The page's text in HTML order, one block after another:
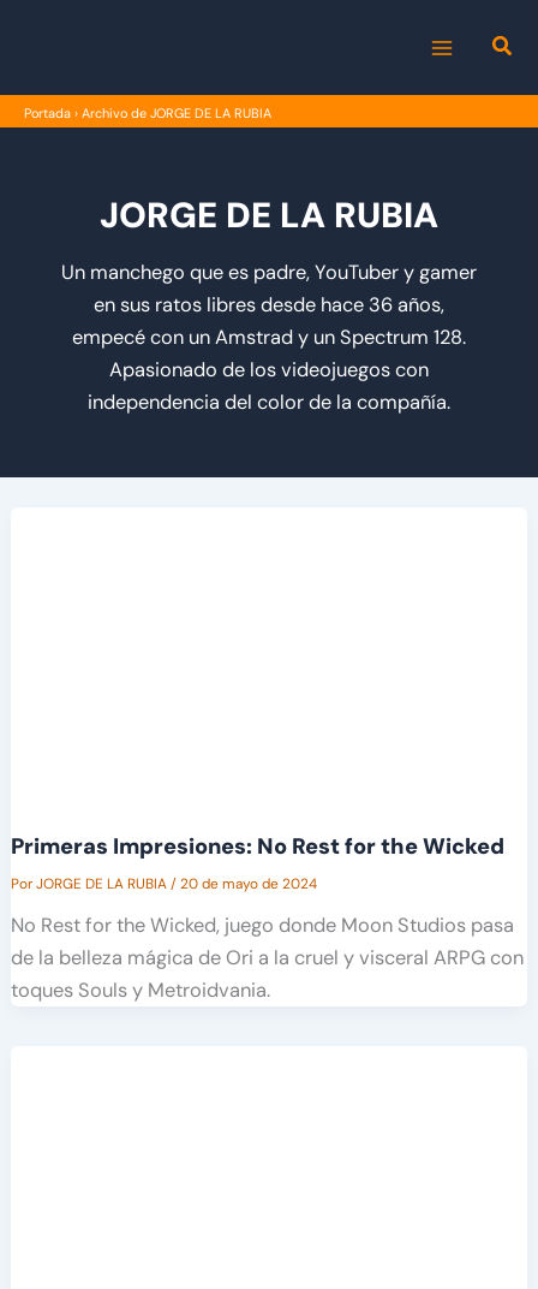
MENU
Portada › Archivo de JORGE DE LA RUBIA
JORGE DE LA RUBIA
Un manchego que es padre, YouTuber y gamer
en sus ratos libres desde hace 36 años,
empecé con un Amstrad y un Spectrum 128.
Apasionado de los videojuegos con
independencia del color de la compañía.
Primeras Impresiones: No Rest for the Wicked
PorJORGE DE LA RUBIA/20 de mayo de 2024
No Rest for the Wicked, juego donde Moon Studios pasa
de la belleza mágica de Ori a la cruel y visceral ARPG con
toques Souls y Metroidvania.